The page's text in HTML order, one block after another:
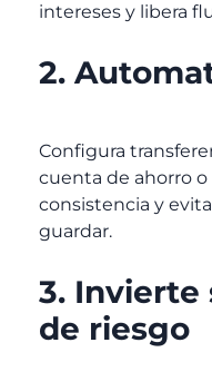
intereses y libera
2.
Configura
cuenta de ahorro o
consistencia y
guardar.
3.
de riesgo